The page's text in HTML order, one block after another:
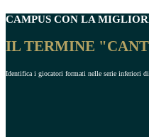
CAMPUS CON LA
IL TERMINE
Identifica i giocatori formati nelle serie inferiori di